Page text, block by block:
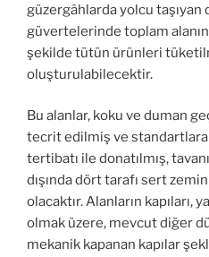
güzergâhlarda yolcu taşıyan
güvertelerinde toplam
şekilde tütün ürünleri
oluşturulabilecektir.
Bu alanlar, koku ve duman
tecrit edilmiş ve standartlara
tertibatı ile donatılmış,
dışında dört tarafı sert
olacaktır. Alanların kapıları,
olmak üzere, mevcut diğer
mekanik kapanan kapılar